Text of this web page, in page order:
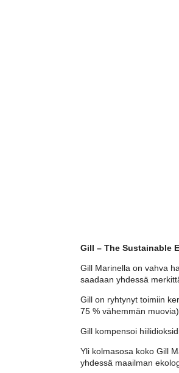
Gill – The Sustainable
Gill Marinella on vahva
saadaan yhdessä
Gill on ryhtynyt toimiin
75 % vähemmän
Gill kompensoi
Yli kolmasosa koko Gill
yhdessä maailman